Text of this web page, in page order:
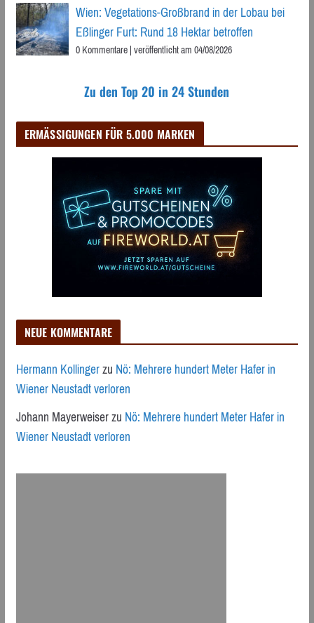
Wien: Vegetations-Großbrand in der Lobau bei
Eßlinger Furt: Rund 18 Hektar betroffen
0 Kommentare|veröffentlicht am 04/08/2026
Zu den Top 20 in 24 Stunden
ERMÄSSIGUNGEN FÜR 5.000 MARKEN
NEUE KOMMENTARE
Hermann KollingerzuNö: Mehrere hundert Meter Hafer in
Wiener Neustadt verloren
Johann MayerweiserzuNö: Mehrere hundert Meter Hafer in
Wiener Neustadt verloren